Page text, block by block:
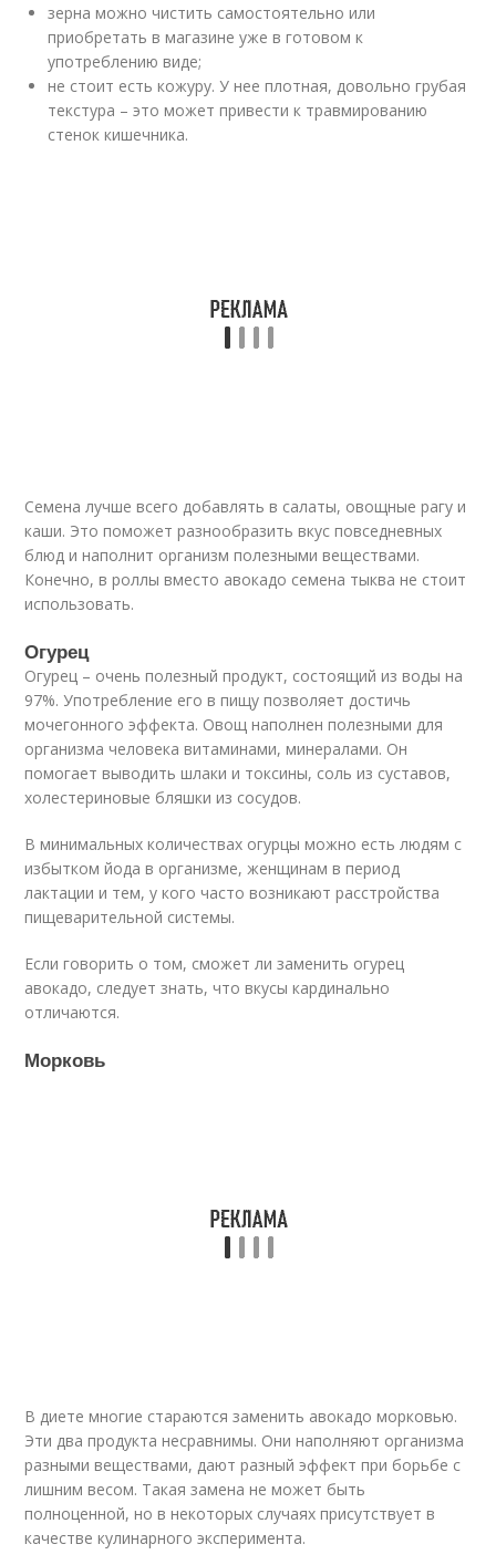
зерна можно чистить самостоятельно или
приобретать в магазине уже в готовом к
употреблению виде;
не стоит есть кожуру. У нее плотная, довольно грубая
текстура – это может привести к травмированию
стенок кишечника.
Семена лучше всего добавлять в салаты, овощные рагу и
каши. Это поможет разнообразить вкус повседневных
блюд и наполнит организм полезными веществами.
Конечно, в роллы вместо авокадо семена тыква не стоит
использовать.
Огурец
Огурец – очень полезный продукт, состоящий из воды на
97%. Употребление его в пищу позволяет достичь
мочегонного эффекта. Овощ наполнен полезными для
организма человека витаминами, минералами. Он
помогает выводить шлаки и токсины, соль из суставов,
холестериновые бляшки из сосудов.
В минимальных количествах огурцы можно есть людям с
избытком йода в организме, женщинам в период
лактации и тем, у кого часто возникают расстройства
пищеварительной системы.
Если говорить о том, сможет ли заменить огурец
авокадо, следует знать, что вкусы кардинально
отличаются.
Морковь
В диете многие стараются заменить авокадо морковью.
Эти два продукта несравнимы. Они наполняют организма
разными веществами, дают разный эффект при борьбе с
лишним весом. Такая замена не может быть
полноценной, но в некоторых случаях присутствует в
качестве кулинарного эксперимента.